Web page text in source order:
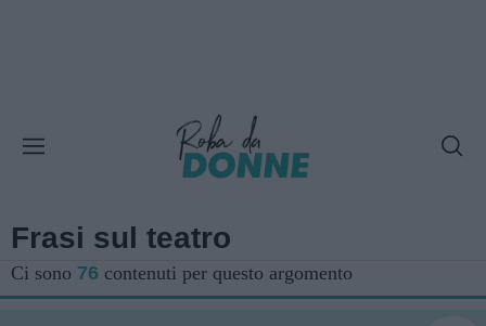
Frasi sul teatro
Ci sono 76 contenuti per questo argomento